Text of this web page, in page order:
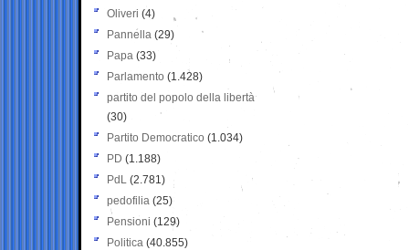
Oliveri (4)
Pannella (29)
Papa (33)
Parlamento (1.428)
partito del popolo della libertà
(30)
Partito Democratico (1.034)
PD (1.188)
PdL (2.781)
pedofilia (25)
Pensioni (129)
Politica (40.855)